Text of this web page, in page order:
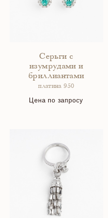
Серьги с
изумрудами и
бриллиантами
платина 950
Цена по запросу